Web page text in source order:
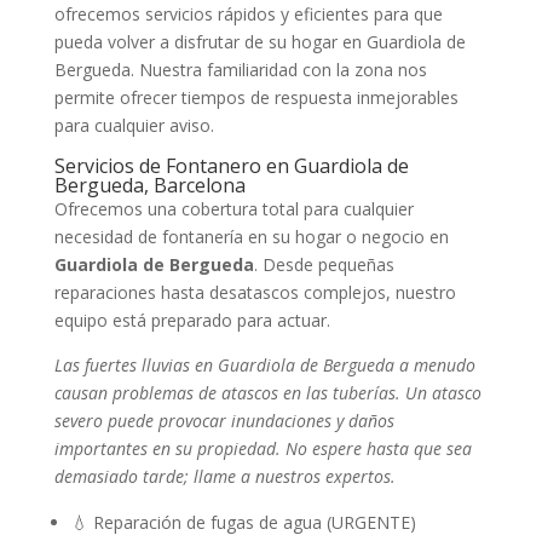
ofrecemos servicios rápidos y eficientes para que
pueda volver a disfrutar de su hogar en Guardiola de
Bergueda. Nuestra familiaridad con la zona nos
permite ofrecer tiempos de respuesta inmejorables
para cualquier aviso.
Servicios de Fontanero en Guardiola de
Bergueda, Barcelona
Ofrecemos una cobertura total para cualquier
necesidad de fontanería en su hogar o negocio en
Guardiola de Bergueda. Desde pequeñas
reparaciones hasta desatascos complejos, nuestro
equipo está preparado para actuar.
Las fuertes lluvias en Guardiola de Bergueda a menudo
causan problemas de atascos en las tuberías. Un atasco
severo puede provocar inundaciones y daños
importantes en su propiedad. No espere hasta que sea
demasiado tarde; llame a nuestros expertos.
💧 Reparación de fugas de agua (URGENTE)